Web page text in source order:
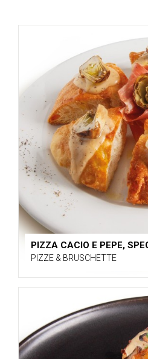
PIZZA CACIO E PEPE,
PIZZE & BRUSCHETTE